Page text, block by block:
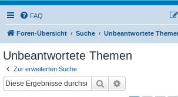
FAQ
Foren-Übersicht Suche Unbeantwortete
Unbeantwortete Themen
Zur erweiterten Suche
Suche